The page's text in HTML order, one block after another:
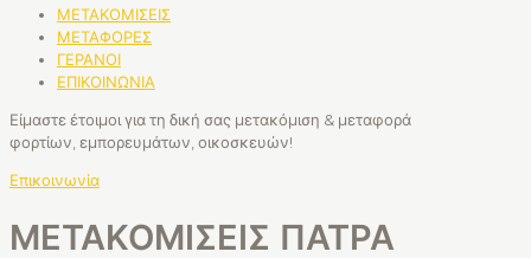
ΜΕΤΑΚΟΜΙΣΕΙΣ
ΜΕΤΑΦΟΡΕΣ
ΓΕΡΑΝΟΙ
ΕΠΙΚΟΙΝΩΝΙΑ
Είμαστε έτοιμοι για τη δική σας μετακόμιση & μεταφορά
φορτίων, εμπορευμάτων, οικοσκευών!
Επικοινωνία
ΜΕΤΑΚΟΜΙΣΕΙΣ ΠΑΤΡΑ